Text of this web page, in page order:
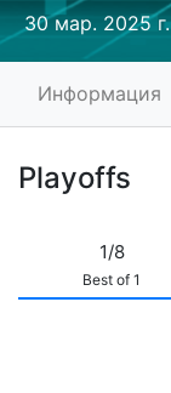
30 мар. 2025
Информация
Playoffs
1/8
Best of 1